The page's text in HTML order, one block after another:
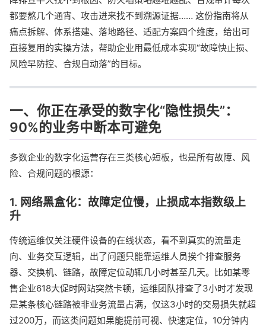
都要熬几个通宵、攻击进来找不到溯源证据…… 这份指南将从
痛点拆解、体系搭建、落地路径、适配方案四个维度，给出可
直接复用的实操方法，帮助企业用最低成本实现“故障快止损、
风险早防控、合规自动落”的目标。
一、你正在承受的数字化“隐性损失”：
90%的业务中断本可避免
多数企业的数字化运营存在三类核心短板，也是所有故障、风
险、合规问题的根源：
1. 网络黑盒化：故障定位慢，止损成本指数级上
升
传统运维仅关注硬件设备的在线状态，看不到真实的流量走
向、业务交互逻辑，出了问题只能靠运维人员挨个排查服务
器、交换机、链路，故障定位动辄几小时甚至几天。比如某零
售企业618大促时网站突然卡顿，运维团队排查了3小时才发现
是某条核心链路被非业务流量占满，仅这3小时的交易损失就超
过200万，而这类问题如果能提前可视、快速定位，10分钟内